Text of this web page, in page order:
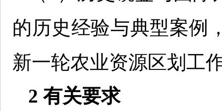
的历史经验与典型案例
新一轮农业资源区划工
2 有关要求